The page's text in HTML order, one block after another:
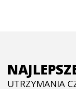
UTRZYMANIA